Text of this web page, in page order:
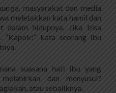
masyarakat dan media
meletakkan kata hamil dan
dalam hidupnya. Jika bisa
“Kapok!” kata seorang ibu
suasana hati ibu yang
dan menyusui?
atau sebaliknya.